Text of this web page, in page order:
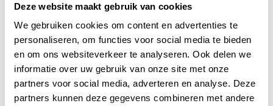
Deze website maakt gebruik van cookies
We gebruiken cookies om content en advertenties te
personaliseren, om functies voor social media te bieden
en om ons websiteverkeer te analyseren. Ook delen we
informatie over uw gebruik van onze site met onze
partners voor social media, adverteren en analyse. Deze
partners kunnen deze gegevens combineren met andere
Adviesprijs199,95
149,95 Je bespaart 50 euro
Buy now, pay later
9504421146855